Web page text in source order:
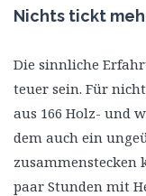
Nichts tickt
Die sinnliche
teuer sein. Für
aus 166 Holz- und
dem auch ein
zusammenstecken
paar Stunden mit